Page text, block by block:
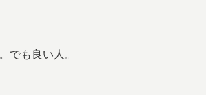
でも良い人。